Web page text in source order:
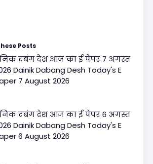
Posts
दबंग देश आज का ई पेपर 7 अगस्त
Dainik Dabang Desh Today's E
7 August 2026
दबंग देश आज का ई पेपर 6 अगस्त
Dainik Dabang Desh Today's E
6 August 2026